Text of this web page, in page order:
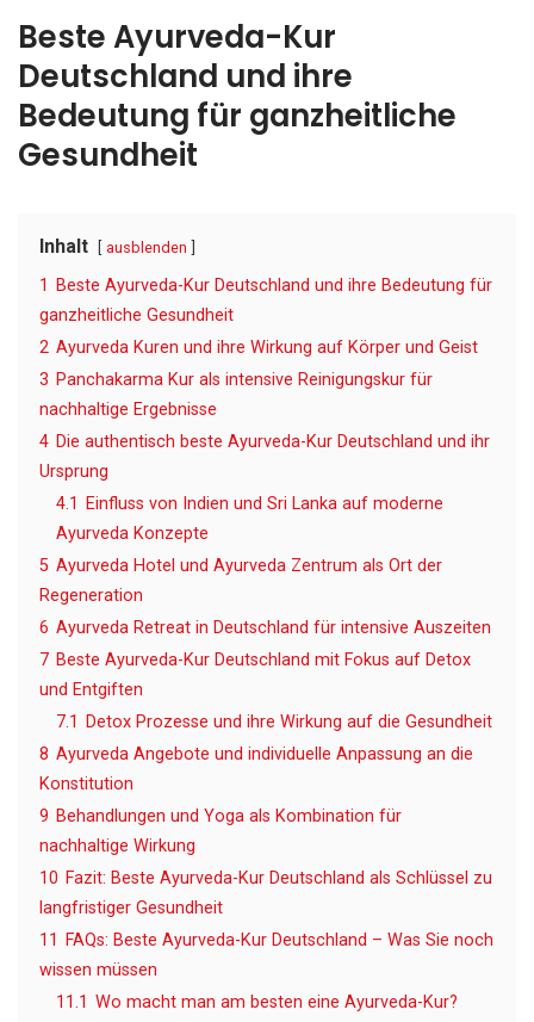
Beste Ayurveda-Kur
Deutschland und ihre
Bedeutung für ganzheitliche
Gesundheit
Inhalt ausblenden
1
Beste Ayurveda-Kur Deutschland und ihre Bedeutung für
ganzheitliche Gesundheit
2 Ayurveda Kuren und ihre Wirkung auf Körper und Geist
3 Panchakarma Kur als intensive Reinigungskur für
nachhaltige Ergebnisse
4 Die authentisch beste Ayurveda-Kur Deutschland und ihr
Ursprung
4.1
Einfluss von Indien und Sri Lanka auf moderne
Ayurveda Konzepte
5 Ayurveda Hotel und Ayurveda Zentrum als Ort der
Regeneration
6 Ayurveda Retreat in Deutschland für intensive Auszeiten
7 Beste Ayurveda-Kur Deutschland mit Fokus auf Detox
und Entgiften
7.1
Detox Prozesse und ihre Wirkung auf die Gesundheit
8 Ayurveda Angebote und individuelle Anpassung an die
Konstitution
9 Behandlungen und Yoga als Kombination für
nachhaltige Wirkung
10 Fazit: Beste Ayurveda-Kur Deutschland als Schlüssel zu
langfristiger Gesundheit
11
FAQs: Beste Ayurveda-Kur Deutschland – Was Sie noch
wissen müssen
11.1 Wo macht man am besten eine Ayurveda-Kur?